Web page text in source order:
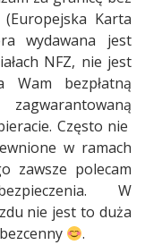
Karta
wydawana jest
NFZ, nie jest
Wam bezpłatną
Często nie
w ramach
zawsze polecam
W
nie jest to duża
.